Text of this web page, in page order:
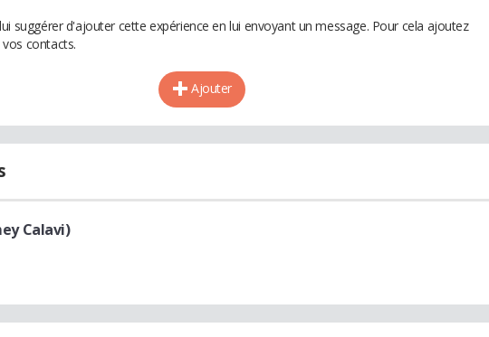
suggérer d'ajouter cette expérience en lui envoyant un message. Pour cela ajoutez
contacts.
Ajouter
Calavi)